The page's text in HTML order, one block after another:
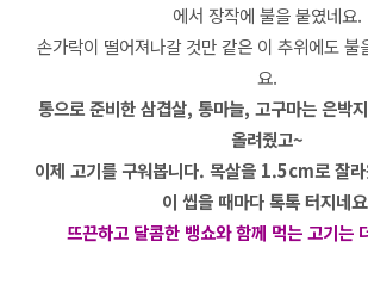
에서 장작에 불을 붙였네요.
손가락이 떨어져나갈 것만 같은 이 추위에도 불
요.
통으로 준비한 삼겹살, 통마늘, 고구마는 은박
올려줬고~
이제 고기를 구워봅니다. 목살을 1.5cm로 잘
이 씹을 때마다 톡톡 터지네
뜨끈하고 달콤한 뱅쇼와 함께 먹는 고기는